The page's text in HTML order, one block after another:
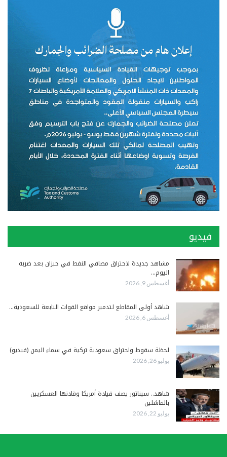
فيديو
مشاهد جديدة لاحتراق مصافي النفط في جيزان بعد ضربة
اليوم…
أغسطس 9, 2026
شاهد أولى المقاطع لتدمير مواقع القوات التابعة للسعودية…
أغسطس 6, 2026
لحظة سقوط واحتراق سعودية تركية في سماء اليمن (فيديو)
يوليو 26, 2026
شاهد.. سيناتور يصف قيادة أمريكا وقادتها العسكريين
بالفاشلين
يوليو 22, 2026